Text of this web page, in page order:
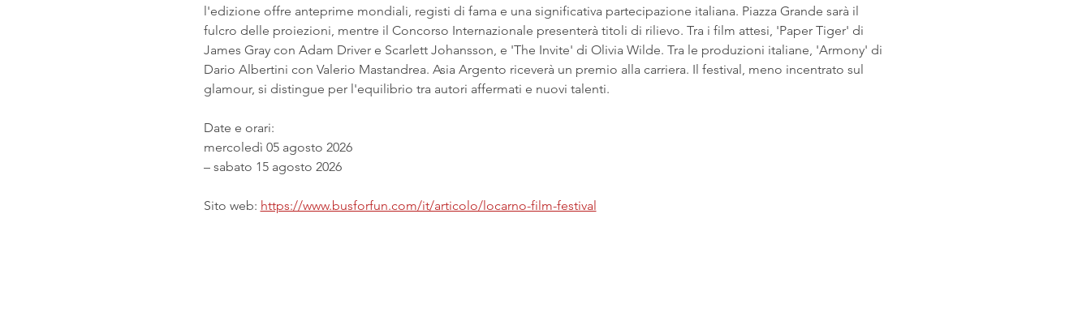
l'edizione offre anteprime mondiali, registi di fama e una significativa partecipazione italiana. Piazza Grande sarà il
fulcro delle proiezioni, mentre il Concorso Internazionale presenterà titoli di rilievo. Tra i film attesi, 'Paper Tiger' di
James Gray con Adam Driver e Scarlett Johansson, e 'The Invite' di Olivia Wilde. Tra le produzioni italiane, 'Armony' di
Dario Albertini con Valerio Mastandrea. Asia Argento riceverà un premio alla carriera. Il festival, meno incentrato sul
glamour, si distingue per l'equilibrio tra autori affermati e nuovi talenti.
Date e orari:
mercoledì 05 agosto 2026
– sabato 15 agosto 2026
Sito web: https://www.busforfun.com/it/articolo/locarno-film-festival